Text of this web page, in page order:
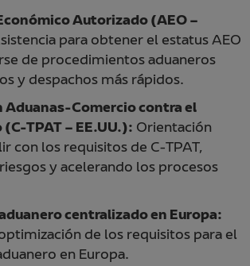
Autorizado (AEO –
para obtener el estatus AEO
de procedimientos aduaneros
y despachos más rápidos.
Aduanas-Comercio contra el
TPAT – EE.UU.): Orientación
con los requisitos de C-TPAT,
y acelerando los procesos
centralizado en Europa:
de los requisitos para el
en Europa.